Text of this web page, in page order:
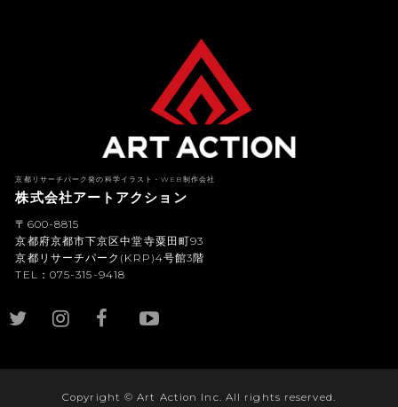
京都リサーチパーク発の科学イラスト・WEB制作会社
株式会社アートアクション
〒600-8815
京都府京都市下京区中堂寺粟田町93
京都リサーチパーク(KRP)4号館3階
TEL：075-315-9418
Copyright © Art Action Inc. All rights reserved.